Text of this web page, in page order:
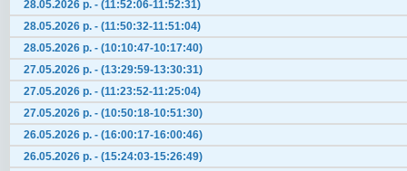
28.05.2026 р. - (11:52:06-11:52:31)
28.05.2026 р. - (11:50:32-11:51:04)
28.05.2026 р. - (10:10:47-10:17:40)
27.05.2026 р. - (13:29:59-13:30:31)
27.05.2026 р. - (11:23:52-11:25:04)
27.05.2026 р. - (10:50:18-10:51:30)
26.05.2026 р. - (16:00:17-16:00:46)
26.05.2026 р. - (15:24:03-15:26:49)